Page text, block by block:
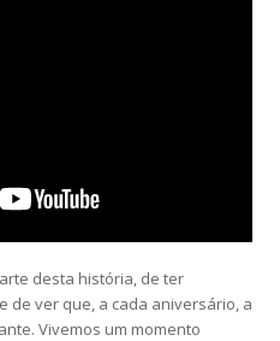
desta história, de ter
de ver que, a cada aniversário, a
Vivemos um momento